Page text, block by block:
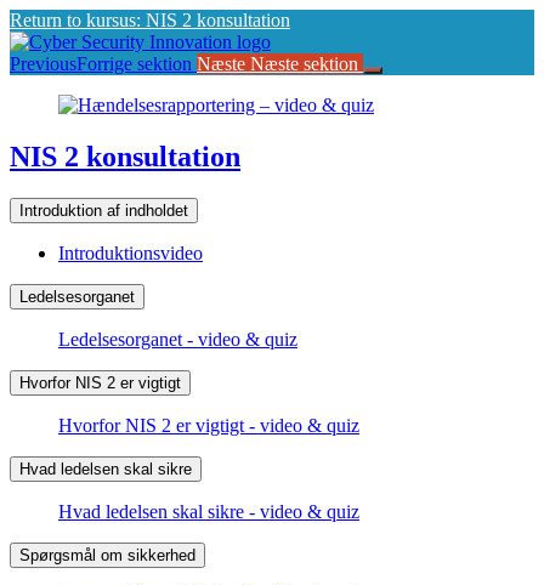
Return to kursus: NIS 2 konsultation
PreviousForrige sektion Næste Næste sektion
NIS 2 konsultation
Introduktion af indholdet
Introduktionsvideo
Ledelsesorganet
Ledelsesorganet - video & quiz
Hvorfor NIS 2 er vigtigt
Hvorfor NIS 2 er vigtigt - video & quiz
Hvad ledelsen skal sikre
Hvad ledelsen skal sikre - video & quiz
Spørgsmål om sikkerhed